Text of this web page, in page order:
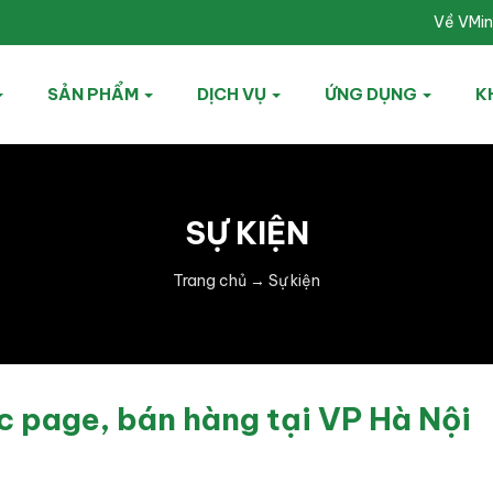
Về
SẢN PHẨM DỊCH VỤ ỨNG DỤNG
SỰ KIỆN
Trang chủ → Sự kiện
page, bán hàng tại VP Hà Nội